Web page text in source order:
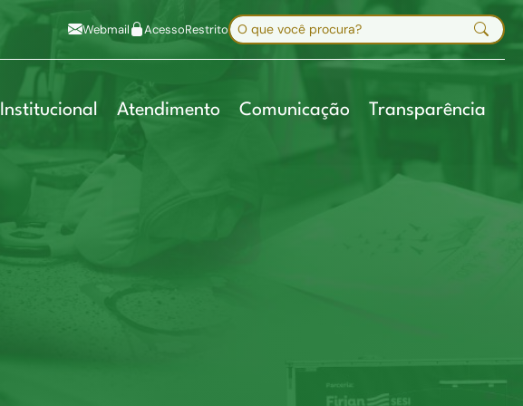
Diminuir fonte
Mapa do site
Webmail AcessoRestritoBuscar no site
Institucional Atendimento Comunicação Transparência